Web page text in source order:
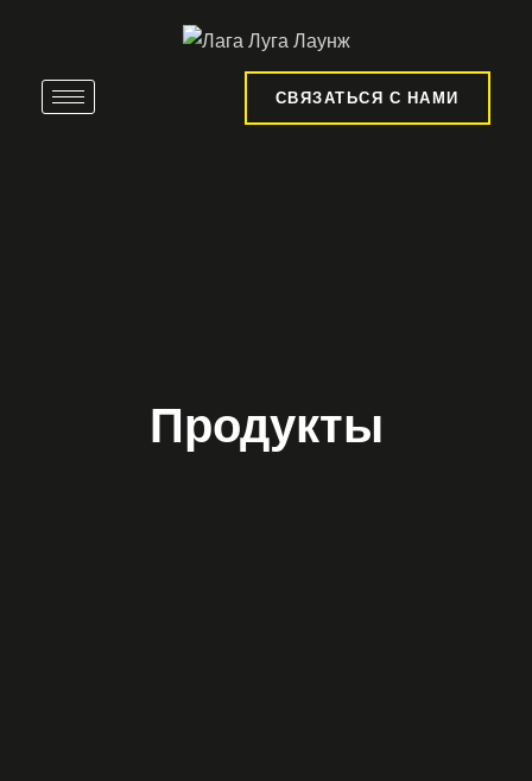
СВЯЗАТЬСЯ С НАМИ
Продукты